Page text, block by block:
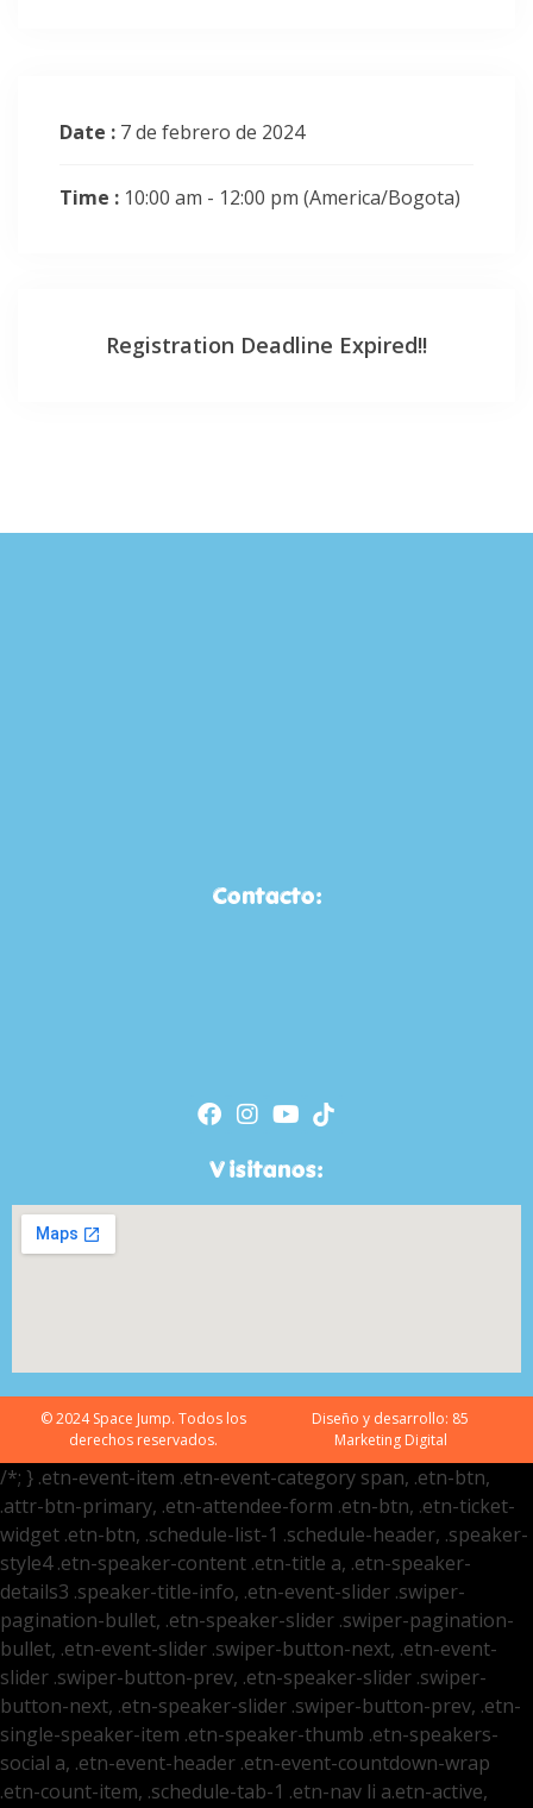
Date : 7 de febrero de 2024
Time : 10:00 am - 12:00 pm (America/Bogota)
Registration Deadline Expired!!
Contacto:
Visitanos:
© 2024 Space Jump. Todos los
derechos reservados.
Diseño y desarrollo: 85
Marketing Digital
/*; } .etn-event-item .etn-event-category span, .etn-btn,
.attr-btn-primary, .etn-attendee-form .etn-btn, .etn-ticket-
widget .etn-btn, .schedule-list-1 .schedule-header, .speaker-
style4 .etn-speaker-content .etn-title a, .etn-speaker-
details3 .speaker-title-info, .etn-event-slider .swiper-
pagination-bullet, .etn-speaker-slider .swiper-pagination-
bullet, .etn-event-slider .swiper-button-next, .etn-event-
slider .swiper-button-prev, .etn-speaker-slider .swiper-
button-next, .etn-speaker-slider .swiper-button-prev, .etn-
single-speaker-item .etn-speaker-thumb .etn-speakers-
social a, .etn-event-header .etn-event-countdown-wrap
.etn-count-item, .schedule-tab-1 .etn-nav li a.etn-active,